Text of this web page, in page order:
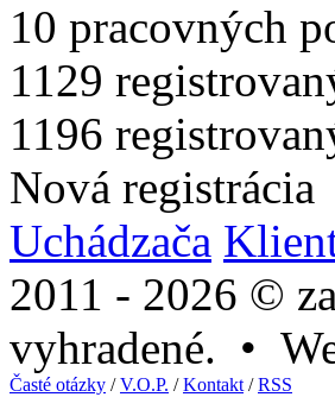
10 pracovných
1129
1196
Nová registrácia
Uchádzača
2011 - 2026 ©
vyhradené. •
Časté otázky /V.O.P. /Kontakt /RSS